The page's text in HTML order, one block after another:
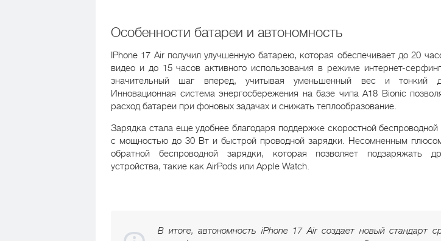
Особенности батареи и автономность
IPhone 17 Air получил улучшенную батарею, которая обеспечивает до 20
видео и до 15 часов активного использования в режиме интернет-
значительный шаг вперед, учитывая уменьшенный вес и тонкий
Инновационная система энергосбережения на базе чипа A18 Bionic
расход батареи при фоновых задачах и снижать теплообразование.
Зарядка стала еще удобнее благодаря поддержке скоростной беспроводной
с мощностью до 30 Вт и быстрой проводной зарядки. Несомненным
обратной беспроводной зарядки, которая позволяет подзаряжать
устройства, такие как AirPods или Apple Watch.
В итоге, автономность iPhone 17 Air создает новый стандарт